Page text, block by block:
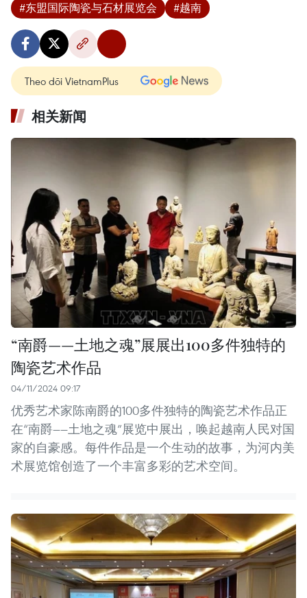
#东盟国际陶瓷与石材展览会 #越南
Theo dõi VietnamPlus
相关新闻
“南爵——土地之魂”展展出100多件独特的
陶瓷艺术作品
04/11/2024 09:17
优秀艺术家陈南爵的100多件独特的陶瓷艺术作品正
在“南爵——土地之魂”展览中展出，唤起越南人民对国
家的自豪感。每件作品是一个生动的故事，为河内美
术展览馆创造了一个丰富多彩的艺术空间。